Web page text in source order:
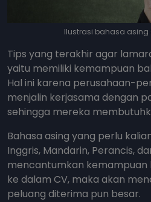
Ilustrasi bahasa asing
Tips yang terakhir agar
yaitu memiliki kemampuan
Hal ini karena perusahaan-
menjalin kerjasama dengan
sehingga mereka
Bahasa asing yang perlu
Inggris, Mandarin, Perancis,
mencantumkan kemampuan
ke dalam CV, maka akan
peluang diterima pun besar.